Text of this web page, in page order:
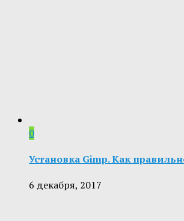
0
Установка Gimp. Как
6 декабря, 2017